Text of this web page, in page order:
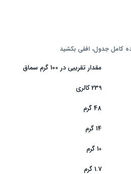
کامل جدول، افقی بکشید
مقدار تقریبی در 100 گرم سماق
239 کالری
48 گرم
14 گرم
10 گرم
1.7 گرم